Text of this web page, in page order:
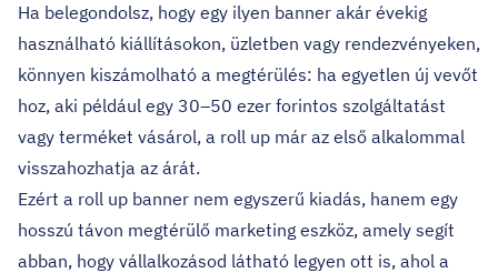
Ha belegondolsz, hogy egy ilyen banner akár évekig
használható kiállításokon, üzletben vagy rendezvényeken,
könnyen kiszámolható a megtérülés: ha egyetlen új vevőt
hoz, aki például egy 30–50 ezer forintos szolgáltatást
vagy terméket vásárol, a roll up már az első alkalommal
visszahozhatja az árát.
Ezért a roll up banner nem egyszerű kiadás, hanem egy
hosszú távon megtérülő marketing eszköz, amely segít
abban, hogy vállalkozásod látható legyen ott is, ahol a